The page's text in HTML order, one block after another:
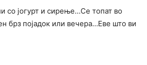
со јогурт и сирење…Се топат во
брз појадок или вечера…Еве што ви